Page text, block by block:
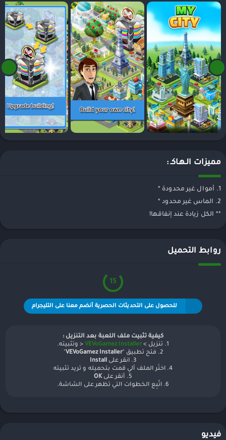
مميزات الـهـاكـ :
1. أموال غير محدودة *
2. الماس غير محدود *
** الكل زيادة عند إنفاقها!
روابط التحميل
15
للحصول على التحديثات الحصرية أنضم معنا على التليجرام
كيفية تثبيت ملف اللعبة بعد التنزيل :
1. تنزيل >
VEVoGamez Installer < وتثبيته.
2. فتح تطبيق "
VEVoGamez Installer
"
3. انقر على
Install
4. اختَر الملف ألي قمت بتحميله و تريد تثبيته
5. أنقر على
OK
6. اتّبِع الخطوات التي تظهر على الشاشة.
فيديو